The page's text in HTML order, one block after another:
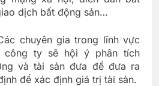
dịch bất động sản…
chuyên gia trong lĩnh vực
công ty sẽ hội ý phân tích
và tài sản đưa để đưa ra
để xác định giá trị tài sản.